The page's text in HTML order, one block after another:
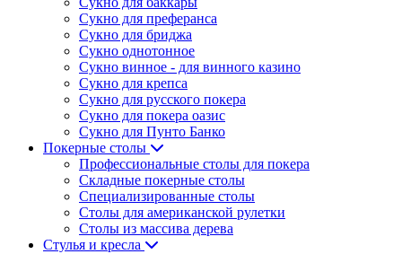
Сукно для преферанса
Сукно для бриджа
Сукно однотонное
Сукно винное - для винного казино
Сукно для крепса
Сукно для русского покера
Сукно для покера оазис
Сукно для Пунто Банко
Покерные столы
Профессиональные столы для покера
Складные покерные столы
Специализированные столы
Столы для американской рулетки
Столы из массива дерева
Стулья и кресла